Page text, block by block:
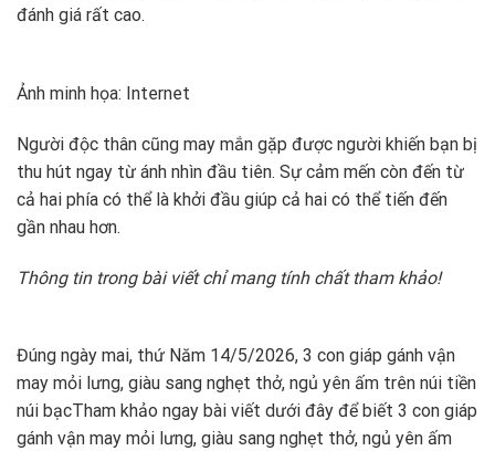
đánh giá rất cao.
Ảnh minh họa: Internet
Người độc thân cũng may mắn gặp được người khiến bạn bị
thu hút ngay từ ánh nhìn đầu tiên. Sự cảm mến còn đến từ
cả hai phía có thể là khởi đầu giúp cả hai có thể tiến đến
gần nhau hơn.
Thông tin trong bài viết chỉ mang tính chất tham khảo!
Đúng ngày mai, thứ Năm 14/5/2026, 3 con giáp gánh vận
may mỏi lưng, giàu sang nghẹt thở, ngủ yên ấm trên núi tiền
núi bạcTham khảo ngay bài viết dưới đây để biết 3 con giáp
gánh vận may mỏi lưng, giàu sang nghẹt thở, ngủ yên ấm